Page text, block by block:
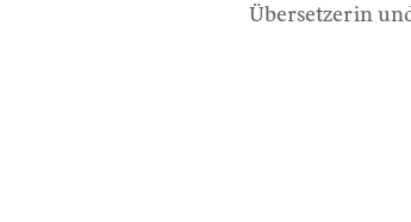
Übersetzerin